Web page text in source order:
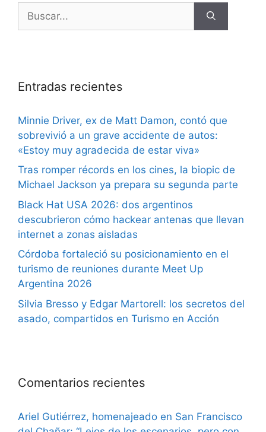
Entradas recientes
Minnie Driver, ex de Matt Damon, contó que
sobrevivió a un grave accidente de autos:
«Estoy muy agradecida de estar viva»
Tras romper récords en los cines, la biopic de
Michael Jackson ya prepara su segunda parte
Black Hat USA 2026: dos argentinos
descubrieron cómo hackear antenas que llevan
internet a zonas aisladas
Córdoba fortaleció su posicionamiento en el
turismo de reuniones durante Meet Up
Argentina 2026
Silvia Bresso y Edgar Martorell: los secretos del
asado, compartidos en Turismo en Acción
Comentarios recientes
Ariel Gutiérrez, homenajeado en San Francisco